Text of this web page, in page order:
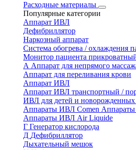
Расходные материалы
Популярные категории
Аппарат ИВЛ
Дефибриллятор
Наркозный аппарат
Система обогрева / охлаждения
Монитор пациента
А Аппарат для непрямого
Аппарат для переливания крови
Аппарат ИВЛ
Аппарат ИВЛ транспортный /
ИВЛ для детей и новорожденных
Аппараты ИВЛ Comen
Аппараты ИВЛ Air Liquide
Г Генератор кислорода
Д Дефибриллятор
Дыхательный мешок